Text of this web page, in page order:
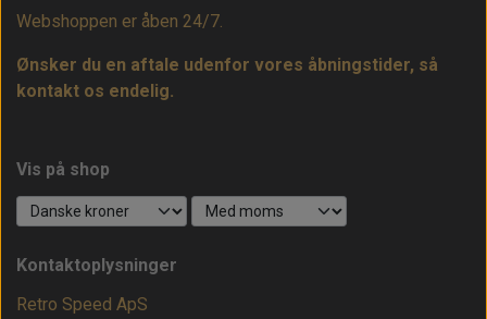
Webshoppen er åben 24/7.
Ønsker du en aftale udenfor vores åbningstider, så
kontakt os endelig.
Vis på shop
Kontaktoplysninger
Retro Speed ApS